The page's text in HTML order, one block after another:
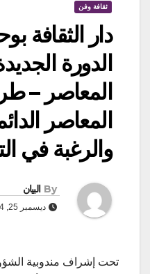
ثقافة وفن
دار الثقافة
الدورة
المعاصر –
المعاصر
والرغبة في
By البيان
ديسمبر 25, 2024
تحت إشراف مندوبية